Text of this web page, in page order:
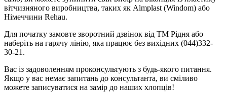
вітчизняного виробництва, таких як Almplast (Windom) або
Німеччини Rehau.
Для початку замовте зворотний дзвінок від ТМ Рідня або
наберіть на гарячу лінію, яка працює без вихідних (044)332-
30-21.
Вас із задоволенням проконсультують з будь-якого питання.
Якщо у вас немає запитань до консультанта, ви сміливо
можете записуватися на замір до наших хлопців!